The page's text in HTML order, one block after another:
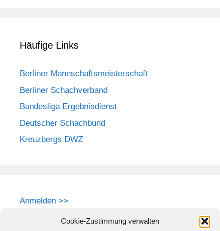
Cookie-Zustimmung verwalten
Häufige Links
Berliner Mannschaftsmeisterschaft
Berliner Schachverband
Bundesliga Ergebnisdienst
Deutscher Schachbund
Kreuzbergs DWZ
Anmelden >>